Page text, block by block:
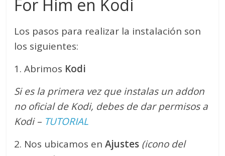
For Him en Kodi
Los pasos para realizar la instalación son
los siguientes:
1. Abrimos Kodi
Si es la primera vez que instalas un addon
no oficial de Kodi, debes de dar permisos a
Kodi – TUTORIAL
2. Nos ubicamos enAjustes (icono del